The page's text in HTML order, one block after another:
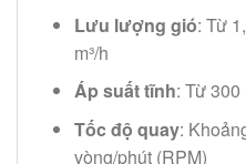
Lưu lượng gió: Từ
m³/h
Áp suất tĩnh: Từ
Tốc độ quay:
vòng/phút (RPM)